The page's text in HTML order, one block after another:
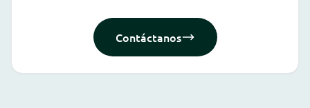
Contáctanos